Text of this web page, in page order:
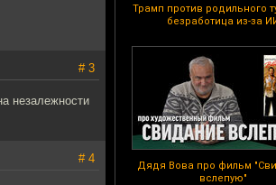
Трамп против родильного
безработица из-за
Дядя Вова про фильм
вслепую"
# 3
незалежности
# 4